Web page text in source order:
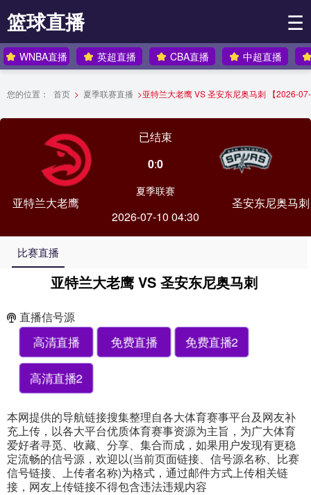
篮球直播 ☰
WNBA直播 英超直播 CBA直播 中超直播
您的位置： 首页 > 夏季联赛直播 >亚特兰大老鹰 VS 圣安东尼奥马刺 【2026-
亚特兰大老鹰
已结束
0:0
夏季联赛
2026-07-10 04:30
圣安东尼奥马刺
比赛直播
亚特兰大老鹰 VS 圣安东尼奥马刺
直播信号源
高清直播 免费直播 免费直播2
高清直播2
本网提供的导航链接搜集整理自各大体育赛事平台及网友补
充上传，以各大平台优质体育赛事资源为主旨，为广大体育
爱好者寻觅、收藏、分享、集合而成，如果用户发现有更稳
定流畅的信号源，欢迎以(当前页面链接、信号源名称、比赛
信号链接、上传者名称)为格式，通过邮件方式上传相关链
接，网友上传链接不得包含违法违规内容